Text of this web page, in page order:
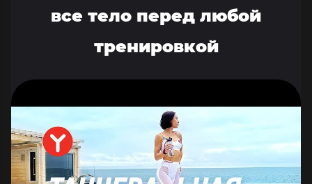
все тело перед любой
тренировкой